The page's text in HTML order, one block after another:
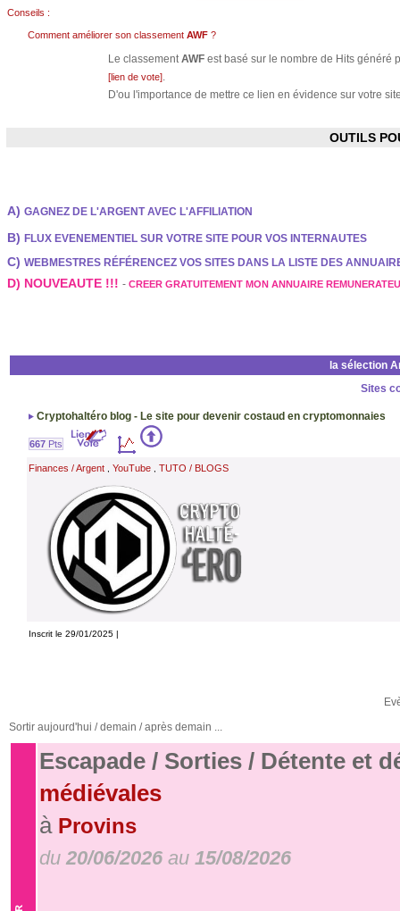
Conseils :
Comment améliorer son classement AWF ?
Le classementAWF est basé sur le nombre de Hits généré
[lien de vote].
D'ou l'importance de mettre ce lien en évidence sur votre
OUTILS
A) GAGNEZ DE L'ARGENT AVEC L'AFFILIATION
B) FLUX EVENEMENTIEL SUR VOTRE SITE POUR VOS INTERNAUTES
C) WEBMESTRES RÉFÉRENCEZ VOS SITES DANS LA LISTE DES
D) NOUVEAUTE !!! - CREER GRATUITEMENT MON ANNUAIRE
la sélection
Sites
Cryptohaltéro blog - Le site pour devenir costaud en cryptomonnaies
667Pts
Finances / Argent, YouTube, TUTO / BLOGS
Inscrit le 29/01/2025 |
Sortir aujourd'hui / demain / après demain ...
Escapade / Sorties / Détente et
médiévales
à Provins
du 20/06/2026 au 15/08/2026